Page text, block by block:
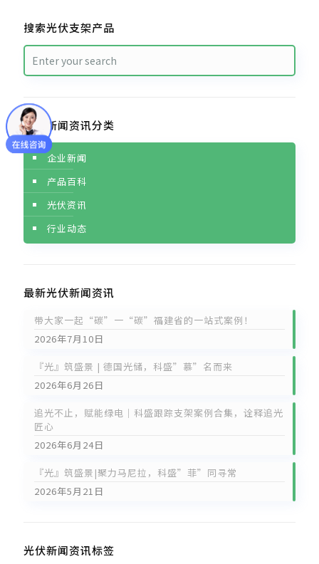
搜索光伏支架产品
光伏新闻资讯分类
企业新闻
产品百科
光伏资讯
行业动态
最新光伏新闻资讯
带大家一起“碳”一“碳”福建省的一站式案例！
2026年7月10日
『光』筑盛景 | 德国光储，科盛”慕”名而来
2026年6月26日
追光不止，赋能绿电｜科盛跟踪支架案例合集，诠释追光
匠心
2026年6月24日
『光』筑盛景|聚力马尼拉，科盛”菲”同寻常
2026年5月21日
光伏新闻资讯标签